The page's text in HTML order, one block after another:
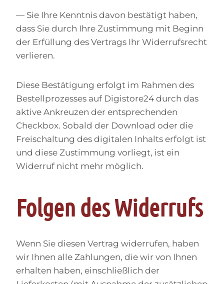
— Sie Ihre Kenntnis davon bestätigt haben,
dass Sie durch Ihre Zustimmung mit Beginn
der Erfüllung des Vertrags Ihr Widerrufsrecht
verlieren.
Diese Bestätigung erfolgt im Rahmen des
Bestellprozesses auf Digistore24 durch das
aktive Ankreuzen der entsprechenden
Checkbox. Sobald der Download oder die
Freischaltung des digitalen Inhalts erfolgt ist
und diese Zustimmung vorliegt, ist ein
Widerruf nicht mehr möglich.
Folgen des Widerrufs
Wenn Sie diesen Vertrag widerrufen, haben
wir Ihnen alle Zahlungen, die wir von Ihnen
erhalten haben, einschließlich der